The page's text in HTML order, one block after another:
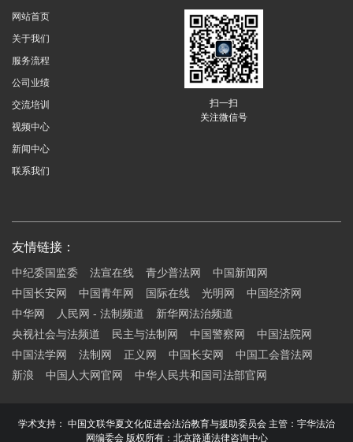
网站首页
关于我们
服务流程
公司业绩
交流培训
视频中心
新闻中心
联系我们
扫一扫
关注微信号
友情链接：
中纪委国监委 法宣在线 青少普法网
中国新闻网
中国长安网
中国青年网 国际在线 光明网
中国经济网
中华网
人民网 - 法制频道
新华网法治频道
央视社会与法频道
民主与法制网 中国警察网
中国法院网
中国法学网
法制网 正义网 中国长安网
中国工会普法网
新浪
中国人大网官网 中华人民共和国司法部官网
学术支持： 中国文联华夏文化促进会法治教育与援助委员会 主管：宇华法治
网编委会 版权所有：北京路通法律咨询中心